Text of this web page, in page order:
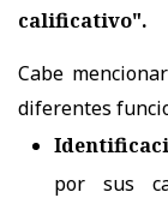
calificativo".
Cabe
diferentes
por sus